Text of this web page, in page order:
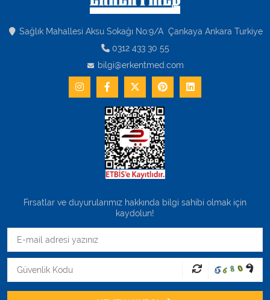
Sağlık Mahallesi Aksu Sokağı No:9/A Çankaya Ankara Turkiye
0312 433 30 55
bilgi@erkentmed.com
Fırsatlar ve duyurularımız hakkında bilgi sahibi olmak için
kaydolun!